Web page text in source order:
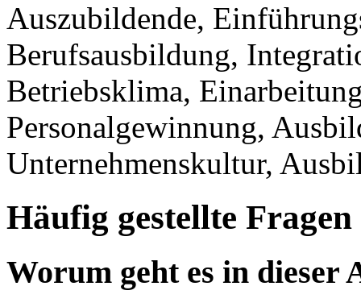
Auszubildende,
Berufsausbildung,
Betriebsklima,
Personalgewinnung,
Unternehmenskultur,
Häufig gestellte Fragen
Worum geht es in dieser